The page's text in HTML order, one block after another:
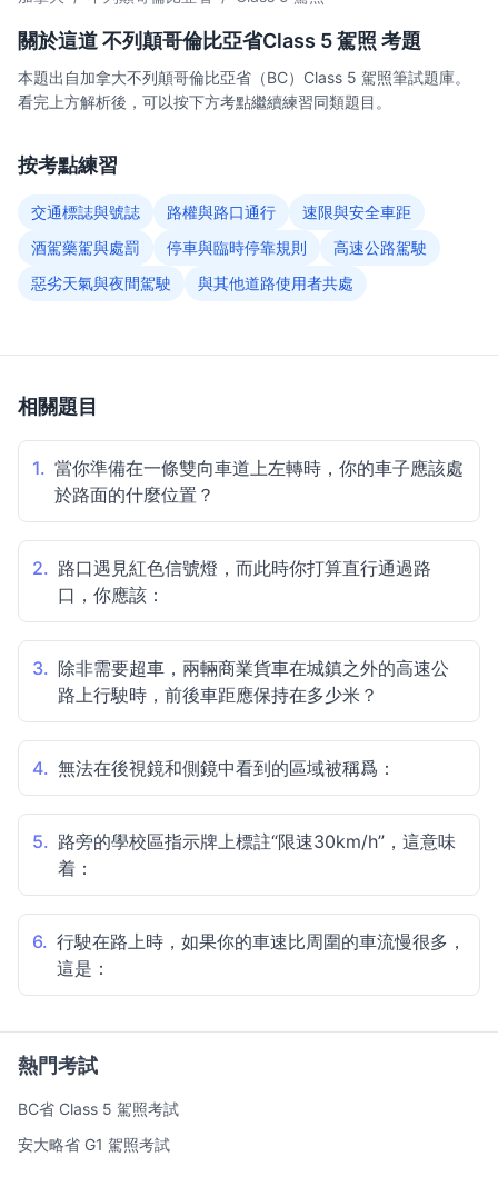
關於這道 不列顛哥倫比亞省Class 5 駕照 考題
本題出自加拿大不列顛哥倫比亞省（BC）Class 5 駕照筆試題庫。
看完上方解析後，可以按下方考點繼續練習同類題目。
按考點練習
交通標誌與號誌 路權與路口通行
速限與安全車距
酒駕藥駕與處罰
停車與臨時停靠規則
高速公路駕駛
惡劣天氣與夜間駕駛
與其他道路使用者共處
相關題目
1. 當你準備在一條雙向車道上左轉時，你的車子應該處
於路面的什麼位置？
2. 路口遇見紅色信號燈，而此時你打算直行通過路
口，你應該：
3. 除非需要超車，兩輛商業貨車在城鎮之外的高速公
路上行駛時，前後車距應保持在多少米？
4. 無法在後視鏡和側鏡中看到的區域被稱爲：
5. 路旁的學校區指示牌上標註“限速30km/h”，這意味
着：
6. 行駛在路上時，如果你的車速比周圍的車流慢很多，
這是：
熱門考試
BC省 Class 5 駕照考試
安大略省 G1 駕照考試